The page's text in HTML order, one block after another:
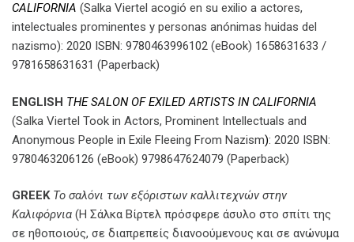
CALIFORNIA (Salka Viertel acogió en su exilio a actores,
intelectuales prominentes y personas anónimas huidas del
nazismo): 2020 ISBN: 9780463996102 (eBook) 1658631633 /
9781658631631 (Paperback)
ENGLISH THE SALON OF EXILED ARTISTS IN CALIFORNIA
(Salka Viertel Took in Actors, Prominent Intellectuals and
Anonymous People in Exile Fleeing From Nazism): 2020 ISBN:
9780463206126 (eBook) 9798647624079 (Paperback)
GREEK Το σαλόνι των εξόριστων καλλιτεχνών στην
Καλιφόρνια (Η Σάλκα Βίρτελ πρόσφερε άσυλο στο σπίτι της
σε ηθοποιούς, σε διαπρεπείς διανοούμενους και σε ανώνυμα